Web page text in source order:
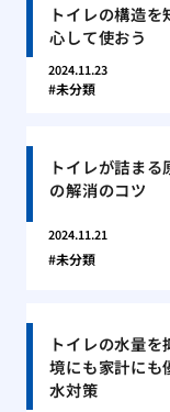
トイレの構造を
心して使おう
2024.11.23
未分類
トイレが詰まる
の解消のコツ
2024.11.21
未分類
トイレの水量を
境にも家計にも
水対策